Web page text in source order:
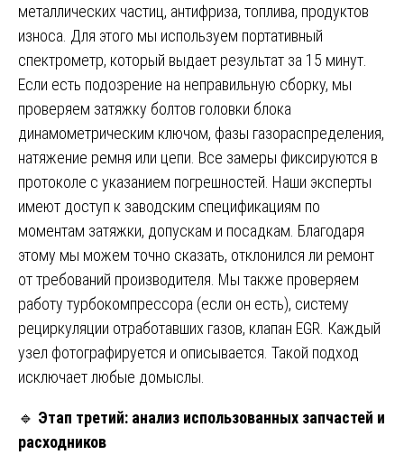
металлических частиц, антифриза, топлива, продуктов
износа. Для этого мы используем портативный
спектрометр, который выдает результат за 15 минут.
Если есть подозрение на неправильную сборку, мы
проверяем затяжку болтов головки блока
динамометрическим ключом, фазы газораспределения,
натяжение ремня или цепи. Все замеры фиксируются в
протоколе с указанием погрешностей. Наши эксперты
имеют доступ к заводским спецификациям по
моментам затяжки, допускам и посадкам. Благодаря
этому мы можем точно сказать, отклонился ли ремонт
от требований производителя. Мы также проверяем
работу турбокомпрессора (если он есть), систему
рециркуляции отработавших газов, клапан EGR. Каждый
узел фотографируется и описывается. Такой подход
исключает любые домыслы.
🔹 Этап третий: анализ использованных запчастей и
расходников